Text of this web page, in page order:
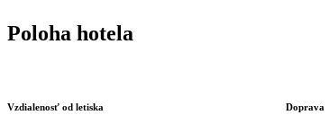
Poloha hotela
Vzdialenosť od letiska Doprava